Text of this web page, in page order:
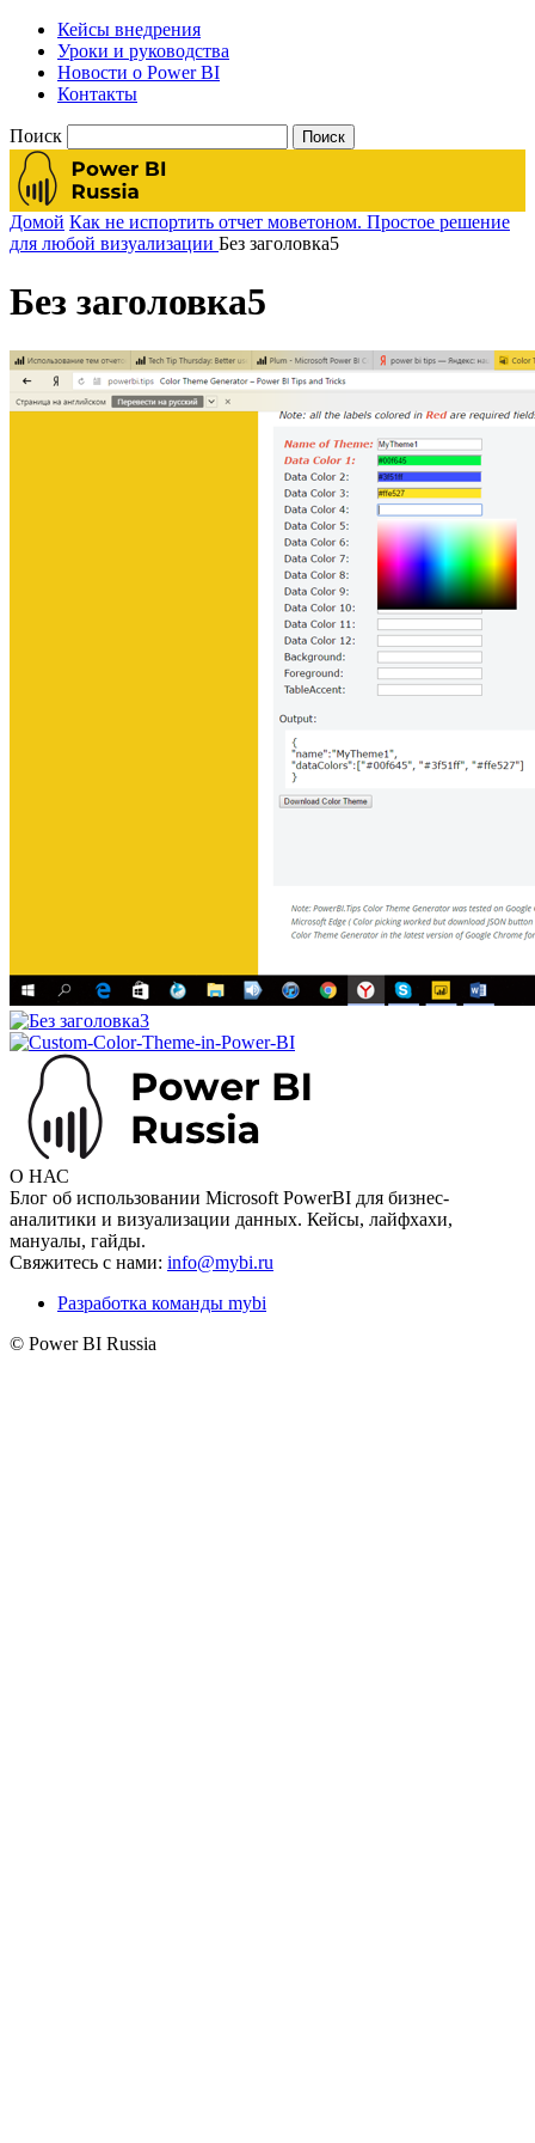
Кейсы внедрения
Уроки и руководства
Новости о Power BI
Контакты
Поиск
Домой Как не испортить отчет моветоном. Простое решение
для любой визуализации Без заголовка5
Без заголовка5
О НАС
Блог об использовании Microsoft PowerBI для бизнес-
аналитики и визуализации данных. Кейсы, лайфхахи,
мануалы, гайды.
Свяжитесь с нами: info@mybi.ru
Разработка команды mybi
© Power BI Russia